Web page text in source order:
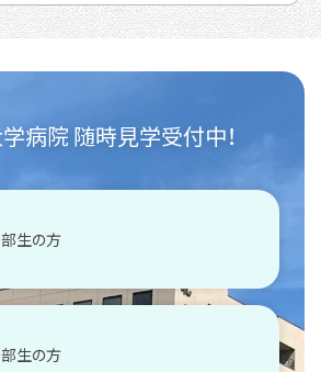
病院 随時見学受付中！
生の方
生の方